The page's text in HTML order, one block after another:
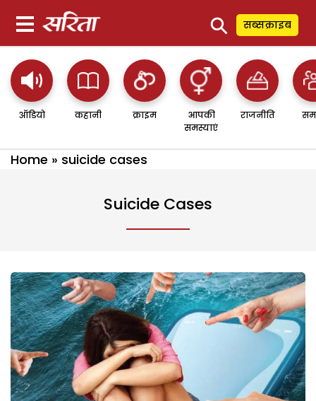
⚲ सब्सक्राइब
ऑडियो कहानी क्राइम
आपकी
समस्याएं
राजनीति
Home » suicide cases
Suicide Cases